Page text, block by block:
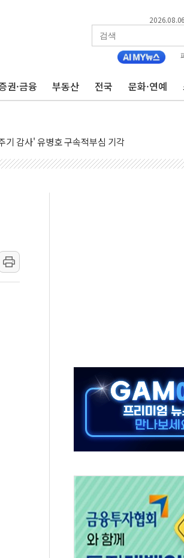
권·금융 부동산 전국 문화·연예
경보 확대…온열질환자 2665명·사망 23명
지만, 반도체 두 종목에 코스피 '휘청'
해상 단거리 탄도미사일 발사
가 준공 10년 이상…리뉴얼이 경쟁력 가른다
체, 경찰수사개혁위에 보완수사권 폐지 우려 전달
공격에 속수무책… 패트리엇 미사일 지원, 작
희룡 2차 조사…'당정대 회의' 한동훈·방기선 수
수사' 악연으로 형사사법 틀 바꿔…국민 불안감 가
영업익 260억원…전년 比 21.2%↑
저장은 영광…지역펀드 9·10호 확정
미상 발사체 발사
초 상반기 영업이익 2조 돌파
제한, 형평성·여론 고려해야…충분한 사회적